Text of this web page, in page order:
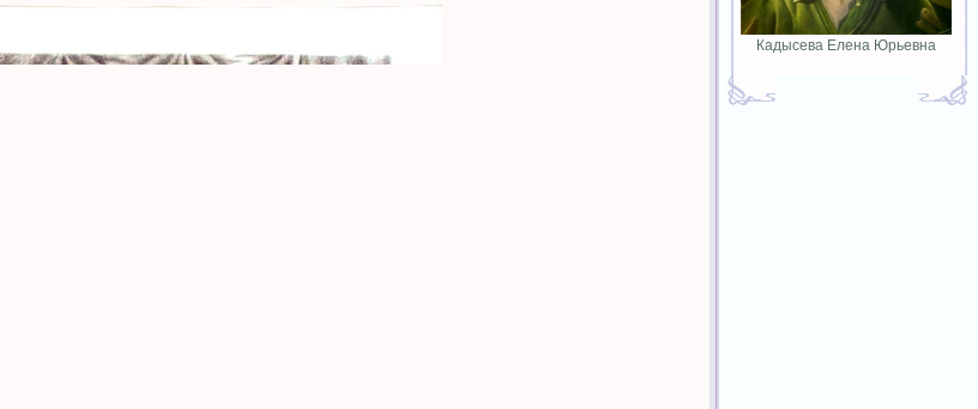
Кадысева Елена Юрьевна